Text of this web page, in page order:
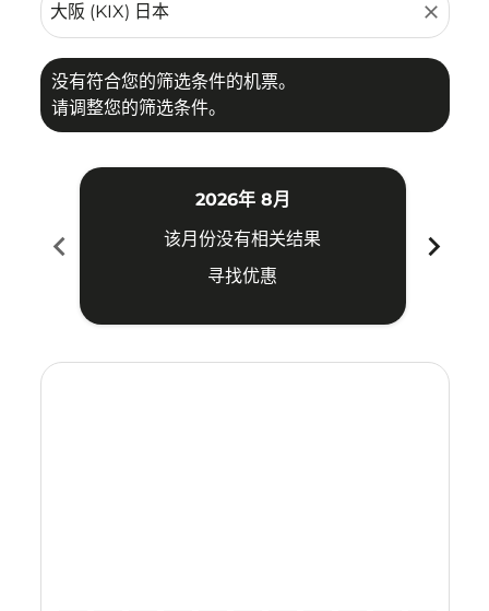
close
没有符合您的筛选条件的机票。
请调整您的筛选条件。
chevron_left
2026年 8月
该月份没有相关结果
寻找优惠
chevron_right